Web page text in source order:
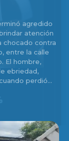
agredido
atención
chocado contra
entre la calle
ebriedad,
perdió...